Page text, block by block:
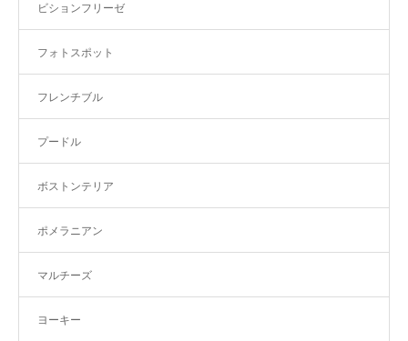
ビションフリーゼ
フォトスポット
フレンチブル
プードル
ボストンテリア
ポメラニアン
マルチーズ
ヨーキー